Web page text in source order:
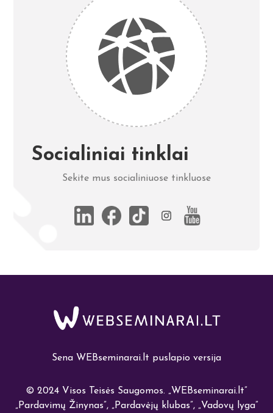
Socialiniai tinklai
Sekite mus socialiniuose tinkluose
Sena WEBseminarai.lt puslapio versija
© 2024 Visos Teisės Saugomos. „WEBseminarai.lt”
„Pardavimų Žinynas”, „Pardavėjų klubas”, „Vadovų lyga”